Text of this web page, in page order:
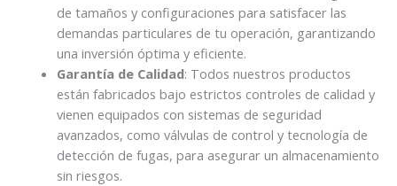
de tamaños y configuraciones para satisfacer las
demandas particulares de tu operación, garantizando
una inversión óptima y eficiente.
Garantía de Calidad: Todos nuestros productos
están fabricados bajo estrictos controles de calidad y
vienen equipados con sistemas de seguridad
avanzados, como válvulas de control y tecnología de
detección de fugas, para asegurar un almacenamiento
sin riesgos.